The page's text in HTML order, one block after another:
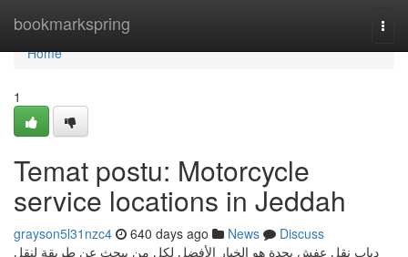
bookmarkspring
Home
Home
1
Temat postu: Motorcycle
service locations in Jeddah
grayson5l31nzc4 640 days ago News
Discuss
دباب نقل عفش بجدة هو الخيار الأفضل لكل من يبحث عن طريقة لنقل